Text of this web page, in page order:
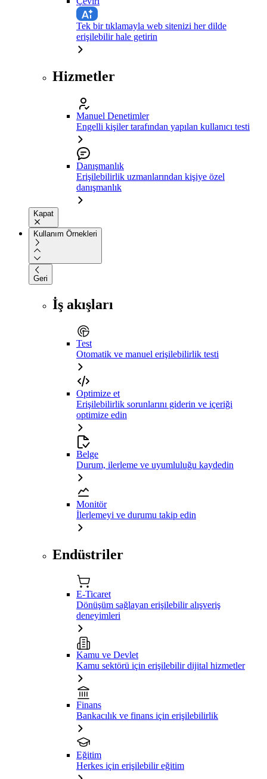
Tek bir tıklamayla web sitenizi her dilde
erişilebilir hale getirin
Hizmetler
Manuel Denetimler
Engelli kişiler tarafından yapılan kullanıcı testi
Danışmanlık
Erişilebilirlik uzmanlarından kişiye özel
danışmanlık
Kapat
Kullanım Örnekleri
Geri
İş akışları
Test
Otomatik ve manuel erişilebilirlik testi
Optimize et
Erişilebilirlik sorunlarını giderin ve içeriği
optimize edin
Belge
Durum, ilerleme ve uyumluluğu kaydedin
Monitör
İlerlemeyi ve durumu takip edin
Endüstriler
E-Ticaret
Dönüşüm sağlayan erişilebilir alışveriş
deneyimleri
Kamu ve Devlet
Kamu sektörü için erişilebilir dijital hizmetler
Finans
Bankacılık ve finans için erişilebilirlik
Eğitim
Herkes için erişilebilir eğitim